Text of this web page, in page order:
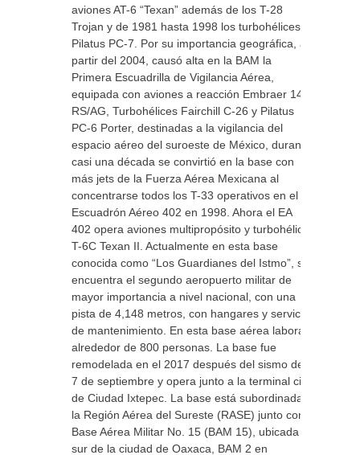
aviones AT-6 “Texan” además de los T-28
Trojan y de 1981 hasta 1998 los turbohélices
Pilatus PC-7. Por su importancia geográfica, a
partir del 2004, causó alta en la BAM la
Primera Escuadrilla de Vigilancia Aérea,
equipada con aviones a reacción Embraer 145
RS/AG, Turbohélices Fairchill C-26 y Pilatus
PC-6 Porter, destinadas a la vigilancia del
espacio aéreo del suroeste de México, durante
casi una década se convirtió en la base con
más jets de la Fuerza Aérea Mexicana al
concentrarse todos los T-33 operativos en el
Escuadrón Aéreo 402 en 1998. Ahora el EA
402 opera aviones multipropósito y turbohélice
T-6C Texan II. Actualmente en esta base
conocida como “Los Guardianes del Istmo”, se
encuentra el segundo aeropuerto militar de
mayor importancia a nivel nacional, con una
pista de 4,148 metros, con hangares y servicio
de mantenimiento. En esta base aérea laboran
alrededor de 800 personas. La base fue
remodelada en el 2017 después del sismo del
7 de septiembre y opera junto a la terminal civil
de Ciudad Ixtepec. La base está subordinada a
la Región Aérea del Sureste (RASE) junto con
Base Aérea Militar No. 15 (BAM 15), ubicada al
sur de la ciudad de Oaxaca, BAM 2 en